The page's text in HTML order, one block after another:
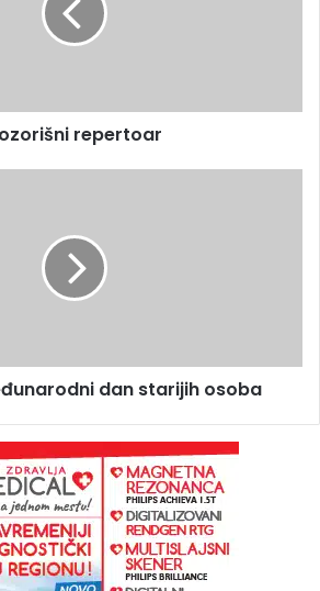
repertoar
dan starijih osoba